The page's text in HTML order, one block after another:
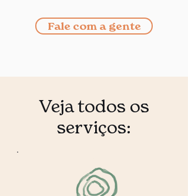
Fale com a gente
Veja todos os
serviços: